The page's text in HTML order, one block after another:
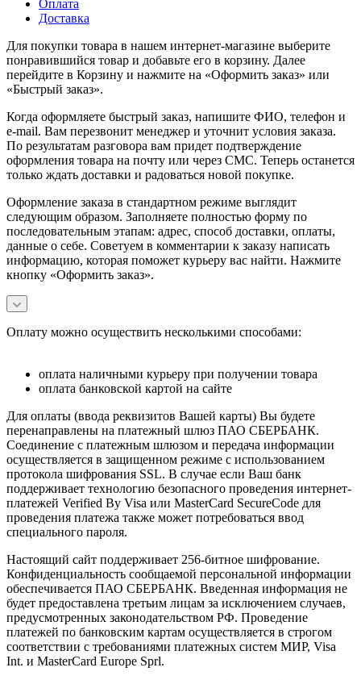
Оплата
Доставка
Для покупки товара в нашем интернет-магазине выберите
понравившийся товар и добавьте его в корзину. Далее
перейдите в Корзину и нажмите на «Оформить заказ» или
«Быстрый заказ».
Когда оформляете быстрый заказ, напишите ФИО, телефон и
e-mail. Вам перезвонит менеджер и уточнит условия заказа.
По результатам разговора вам придет подтверждение
оформления товара на почту или через СМС. Теперь останется
только ждать доставки и радоваться новой покупке.
Оформление заказа в стандартном режиме выглядит
следующим образом. Заполняете полностью форму по
последовательным этапам: адрес, способ доставки, оплаты,
данные о себе. Советуем в комментарии к заказу написать
информацию, которая поможет курьеру вас найти. Нажмите
кнопку «Оформить заказ».
Оплату можно осуществить несколькими способами:
оплата наличными курьеру при получении товара
оплата банковской картой на сайте
Для оплаты (ввода реквизитов Вашей карты) Вы будете
перенаправлены на платежный шлюз ПАО СБЕРБАНК.
Соединение с платежным шлюзом и передача информации
осуществляется в защищенном режиме с использованием
протокола шифрования SSL. В случае если Ваш банк
поддерживает технологию безопасного проведения интернет-
платежей Verified By Visa или MasterCard SecureCode для
проведения платежа также может потребоваться ввод
специального пароля.
Настоящий сайт поддерживает 256-битное шифрование.
Конфиденциальность сообщаемой персональной информации
обеспечивается ПАО СБЕРБАНК. Введенная информация не
будет предоставлена третьим лицам за исключением случаев,
предусмотренных законодательством РФ. Проведение
платежей по банковским картам осуществляется в строгом
соответствии с требованиями платежных систем МИР, Visa
Int. и MasterCard Europe Sprl.